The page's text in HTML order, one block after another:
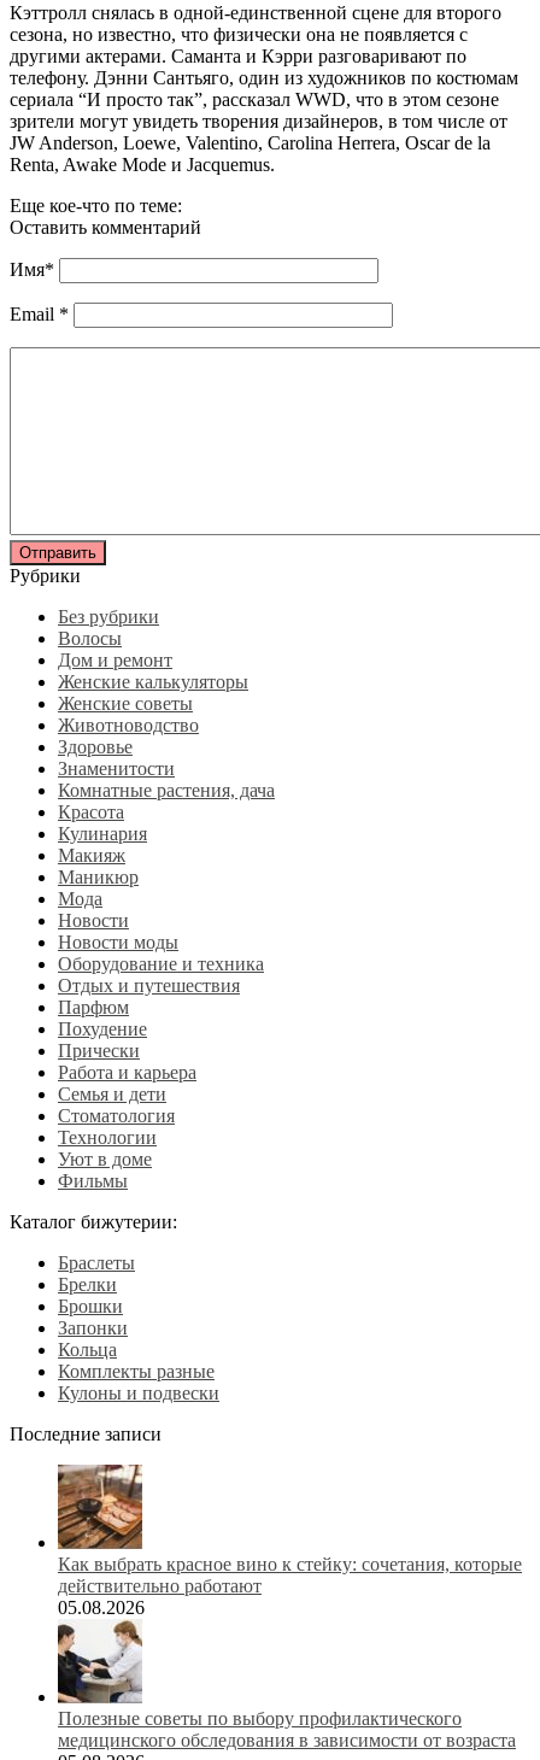
Кэттролл снялась в одной-единственной сцене для второго
сезона, но известно, что физически она не появляется с
другими актерами. Саманта и Кэрри разговаривают по
телефону. Дэнни Сантьяго, один из художников по костюмам
сериала “И просто так”, рассказал WWD, что в этом сезоне
зрители могут увидеть творения дизайнеров, в том числе от
JW Anderson, Loewe, Valentino, Carolina Herrera, Oscar de la
Renta, Awake Mode и Jacquemus.
Еще кое-что по теме:
Оставить комментарий
Имя*
Email *
Рубрики
Без рубрики
Волосы
Дом и ремонт
Женские калькуляторы
Женские советы
Животноводство
Здоровье
Знаменитости
Комнатные растения, дача
Красота
Кулинария
Макияж
Маникюр
Мода
Новости
Новости моды
Оборудование и техника
Отдых и путешествия
Парфюм
Похудение
Прически
Работа и карьера
Семья и дети
Стоматология
Технологии
Уют в доме
Фильмы
Каталог бижутерии:
Браслеты
Брелки
Брошки
Запонки
Кольца
Комплекты разные
Кулоны и подвески
Последние записи
Как выбрать красное вино к стейку: сочетания, которые
действительно работают
05.08.2026
Полезные советы по выбору профилактического
медицинского обследования в зависимости от возраста